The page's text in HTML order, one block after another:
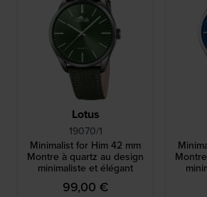
Lotus
19070/1
Minimalist for Him 42 mm
Montre à quartz au design
minimaliste et élégant
99,00 €